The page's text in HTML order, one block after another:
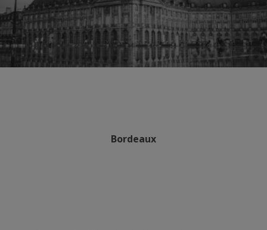
Bordeaux